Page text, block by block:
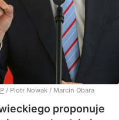
/ Piotr Nowak / Marcin Obara
proponuje